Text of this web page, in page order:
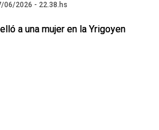
06/2026 - 22.38.hs